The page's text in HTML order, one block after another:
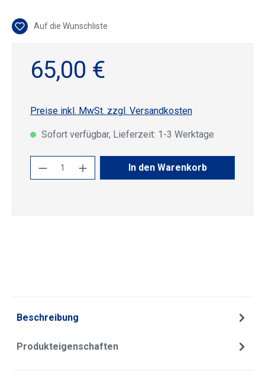
Auf die Wunschliste
65,00 €
Preise inkl. MwSt. zzgl. Versandkosten
Sofort verfügbar, Lieferzeit: 1-3 Werktage
Produkt Anzahl: Gib den gewünschten
In den Warenkorb
Beschreibung
Produkteigenschaften